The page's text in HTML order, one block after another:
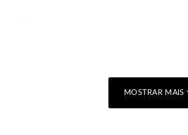
MOSTRAR MAIS